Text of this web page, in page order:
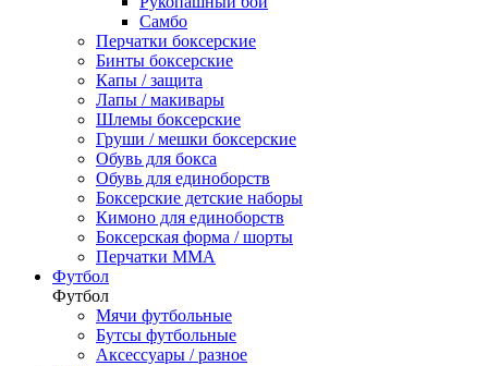
Самбо
Перчатки боксерские
Бинты боксерские
Капы / защита
Лапы / макивары
Шлемы боксерские
Груши / мешки боксерские
Обувь для бокса
Обувь для единоборств
Боксерские детские наборы
Кимоно для единоборств
Боксерская форма / шорты
Перчатки ММА
Футбол
Футбол
Мячи футбольные
Бутсы футбольные
Аксессуары / разное